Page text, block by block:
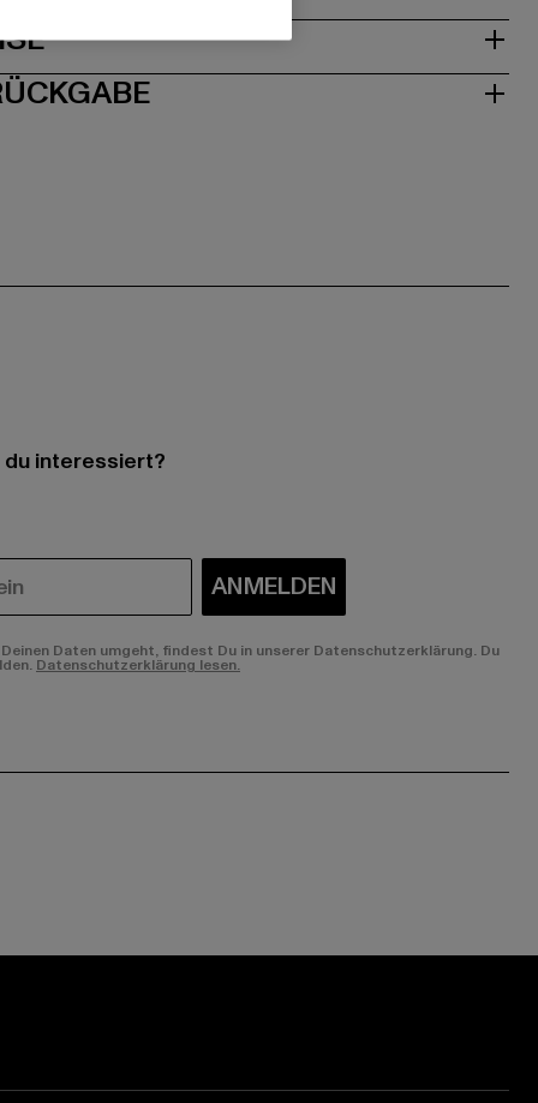
interessiert?
ANMELDEN
Daten umgeht, findest Du in unserer Datenschutzerklärung. Du
Datenschutzerklärung lesen.